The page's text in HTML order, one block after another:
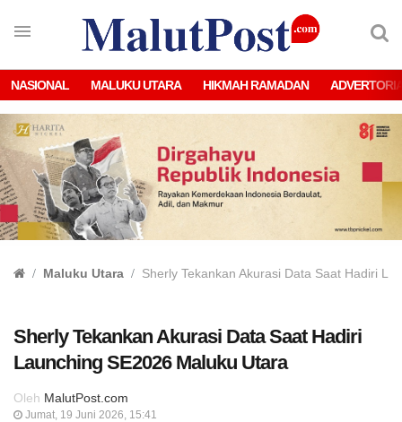
NASIONAL MALUKU UTARA HIKMAH RAMADAN
Maluku Utara Sherly Tekankan Akurasi Data Saat Hadiri
Sherly Tekankan Akurasi Data Saat Hadiri
Launching SE2026 Maluku Utara
Oleh MalutPost.com
Jumat, 19 Juni 2026, 15:41